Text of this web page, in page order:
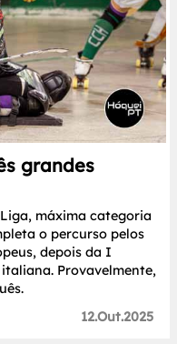
grandes
máxima categoria
o percurso pelos
depois da I
Provavelmente,
12.Out.2025